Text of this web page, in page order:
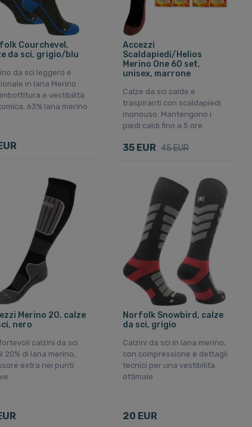
Courchevel,
da sci, grigio/blu
da sci leggero e
in lana Merino
e vestibilità
63% lana merino
Accezzi
Scaldapiedi/Helios
Merino One 60 set,
unisex, marrone
Calze da sci calde e
traspiranti con scaldapiedi
monouso. Mantengono i
piedi caldi fino a 5 ore.
35 EUR 45 EUR
Merino 20, calze
nero
calzini da sci
20% di lana merino,
extra nei punti
Norfolk Snowbird, calze
da sci, grigio
Calzini da sci in lana merino,
con compressione e dettagli
tecnici per una vestibilità
ottimale
20 EUR